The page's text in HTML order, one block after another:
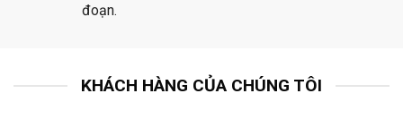
đoạn.
KHÁCH HÀNG CỦA CHÚNG TÔI